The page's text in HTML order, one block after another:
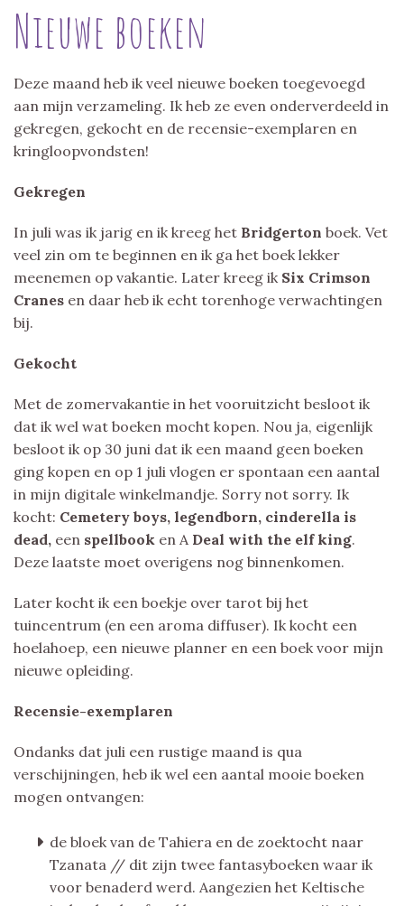
Nieuwe boeken
Deze maand heb ik veel nieuwe boeken toegevoegd
aan mijn verzameling. Ik heb ze even onderverdeeld in
gekregen, gekocht en de recensie-exemplaren en
kringloopvondsten!
Gekregen
In juli was ik jarig en ik kreeg het Bridgerton boek. Vet
veel zin om te beginnen en ik ga het boek lekker
meenemen op vakantie. Later kreeg ik Six Crimson
Cranes en daar heb ik echt torenhoge verwachtingen
bij.
Gekocht
Met de zomervakantie in het vooruitzicht besloot ik
dat ik wel wat boeken mocht kopen. Nou ja, eigenlijk
besloot ik op 30 juni dat ik een maand geen boeken
ging kopen en op 1 juli vlogen er spontaan een aantal
in mijn digitale winkelmandje. Sorry not sorry. Ik
kocht: Cemetery boys, legendborn, cinderella is
dead, een spellbook en A Deal with the elf king.
Deze laatste moet overigens nog binnenkomen.
Later kocht ik een boekje over tarot bij het
tuincentrum (en een aroma diffuser). Ik kocht een
hoelahoep, een nieuwe planner en een boek voor mijn
nieuwe opleiding.
Recensie-exemplaren
Ondanks dat juli een rustige maand is qua
verschijningen, heb ik wel een aantal mooie boeken
mogen ontvangen:
de bloek van de Tahiera en de zoektocht naar
Tzanata // dit zijn twee fantasyboeken waar ik
voor benaderd werd. Aangezien het Keltische